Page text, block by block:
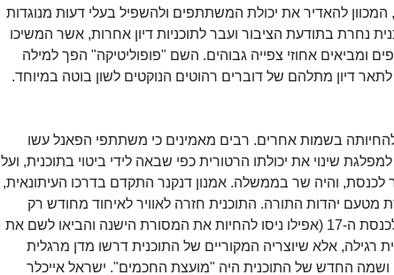
המכוון להאדיר את יכולת המשתתפים ולהשפיל בעלי דעות מנוגדות
נחרת בתודעת הציבור ועבר לתוכניות דיון אחרות, אשר המשיכו
ומביאים אחוזי צפייה גבוהים. השם "פופוליטיקה" הפך למילה
דיון מתלהם של דוברים רהוטים הנוקטים לשון בוטה במיוחד.
להחיותה בשמות אחרים. רבים מאמינים כי משתתפי הפאנל עשו
שינוי את יכולתו הרטורית כפי שבאה לידי ביטוי בתוכנית, ועל
והיה שר בממשלה. אמנון דנקנר התקדם בדרכו העיתונאית,
מטעם יהדות התורה. התוכנית חזרה לאוויר לאיחוד מחודש רק
פעם אחת בהרכב המקורי, בערוץ 10, יום לפני הבחירות לכנסת ה-17 (אפילו ניסו להחיות את המסורת הישנה והביאו לשם את
אלא שיוצריה המקוריים של התוכנית דרשו מדן מרגלית
ושמה החדש של התוכנית היה "מועצת החכמים". ישראל אייכלר